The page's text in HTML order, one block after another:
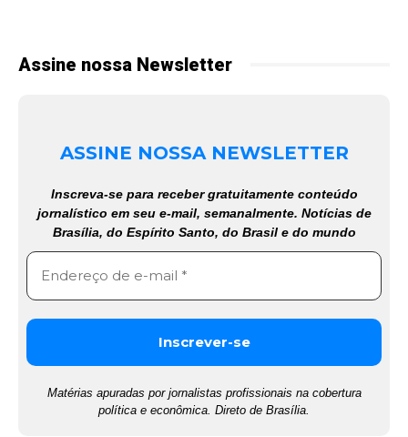
Assine nossa Newsletter
ASSINE NOSSA NEWSLETTER
Inscreva-se para receber gratuitamente conteúdo
jornalístico em seu e-mail, semanalmente. Notícias de
Brasília, do Espírito Santo, do Brasil e do mundo
Matérias apuradas por jornalistas profissionais na cobertura
política e econômica. Direto de Brasília.